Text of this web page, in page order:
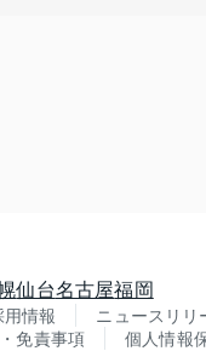
仙台名古屋福岡
用情報 ニュースリリ
免責事項
個人情報